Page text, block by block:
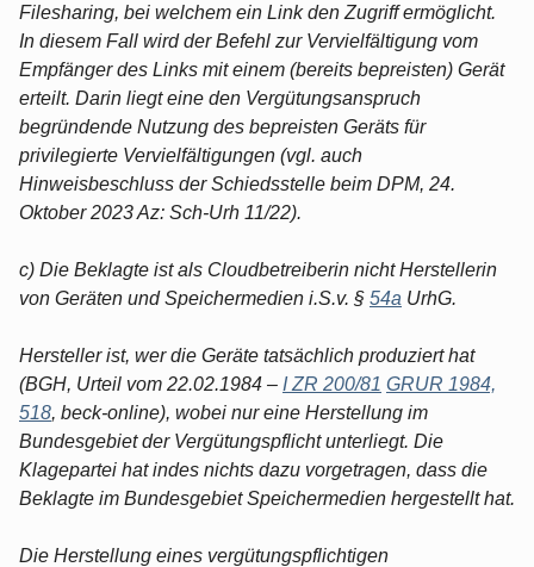
Filesharing, bei welchem ein Link den Zugriff ermöglicht.
In diesem Fall wird der Befehl zur Vervielfältigung vom
Empfänger des Links mit einem (bereits bepreisten) Gerät
erteilt. Darin liegt eine den Vergütungsanspruch
begründende Nutzung des bepreisten Geräts für
privilegierte Vervielfältigungen (vgl. auch
Hinweisbeschluss der Schiedsstelle beim DPM, 24.
Oktober 2023 Az: Sch-Urh 11/22).
c) Die Beklagte ist als Cloudbetreiberin nicht Herstellerin
von Geräten und Speichermedien i.S.v. § 54a UrhG.
Hersteller ist, wer die Geräte tatsächlich produziert hat
(BGH, Urteil vom 22.02.1984 – I ZR 200/81 GRUR 1984,
518, beck-online), wobei nur eine Herstellung im
Bundesgebiet der Vergütungspflicht unterliegt. Die
Klagepartei hat indes nichts dazu vorgetragen, dass die
Beklagte im Bundesgebiet Speichermedien hergestellt hat.
Die Herstellung eines vergütungspflichtigen